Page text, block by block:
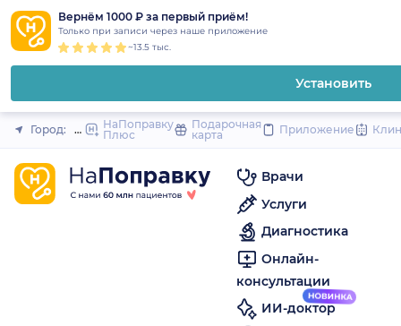
Вернём 1000 ₽ за первый приём!
Только при записи через наше приложение
~13.5 тыс.
Установить
Закрыть
Город: МоскваНаПоправку
Плюс
Подарочная
карта
Приложение
Врачи
Услуги
Диагностика
Онлайн-
консультации
ИИ-доктор